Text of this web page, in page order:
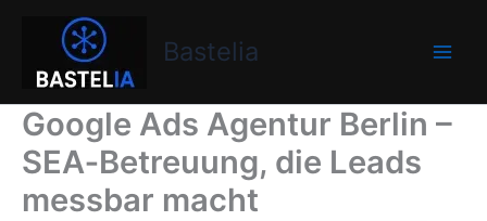
Bastelia
Bastelia
Google Ads Agentur Berlin –
SEA‑Betreuung, die Leads
messbar macht